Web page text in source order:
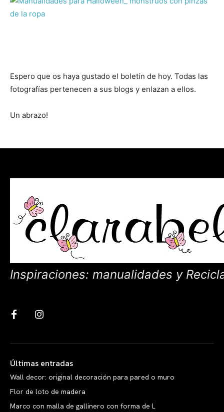
Espero que os haya gustado el boletín de hoy. Todas las
fotografías pertenecen a sus blogs y enlazan a ellos.
Un abrazo!
Inspiraciones: manualidades y
Últimas entradas
Wall decor: original decoración para pared o muro
Flor de loto de madera
Marco con malla de gallinero con forma de L